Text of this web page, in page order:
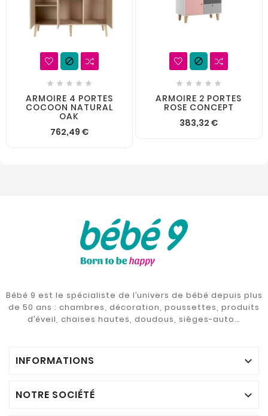

    
ARMOIRE 4 PORTES
COCOON NATURAL
OAK
762,49 €

    
ARMOIRE 2 PORTES
ROSE CONCEPT
383,32 €
Bébé 9 est le spécialiste de l’univers de bébé depuis plus
de 50 ans : chambres, décoration, poussettes, produits
d’éveil, chaises hautes, doudous, sièges-auto…
INFORMATIONS 
NOTRE SOCIÉTÉ 